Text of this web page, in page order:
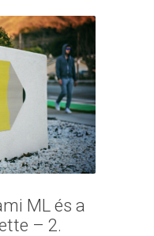
ML és a
– 2.